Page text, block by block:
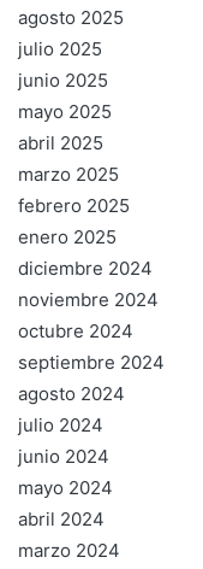
agosto 2025
julio 2025
junio 2025
mayo 2025
abril 2025
marzo 2025
febrero 2025
enero 2025
diciembre 2024
noviembre 2024
octubre 2024
septiembre 2024
agosto 2024
julio 2024
junio 2024
mayo 2024
abril 2024
marzo 2024